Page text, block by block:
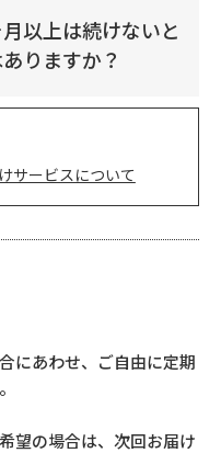
以上は続けないと
りますか？
サービスについて
にあわせ、ご自由に定期
望の場合は、次回お届け